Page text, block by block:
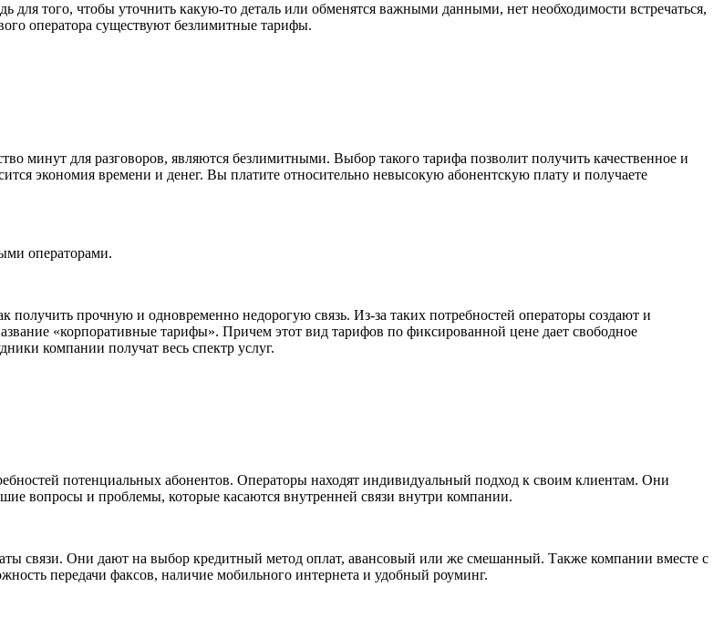
того, чтобы уточнить какую-то деталь или обменятся важными данными, нет необходимости встречаться,
оператора существуют безлимитные тарифы.
минут для разговоров, являются безлимитными. Выбор такого тарифа позволит получить качественное и
экономия времени и денег. Вы платите относительно невысокую абонентскую плату и получаете
операторами.
получить прочную и одновременно недорогую связь. Из-за таких потребностей операторы создают и
«корпоративные тарифы». Причем этот вид тарифов по фиксированной цене дает свободное
компании получат весь спектр услуг.
потенциальных абонентов. Операторы находят индивидуальный подход к своим клиентам. Они
вопросы и проблемы, которые касаются внутренней связи внутри компании.
связи. Они дают на выбор кредитный метод оплат, авансовый или же смешанный. Также компании вместе с
передачи факсов, наличие мобильного интернета и удобный роуминг.